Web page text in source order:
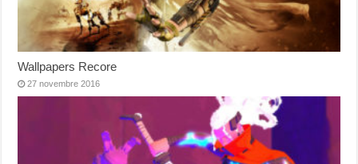
Wallpapers Recore
27 novembre 2016